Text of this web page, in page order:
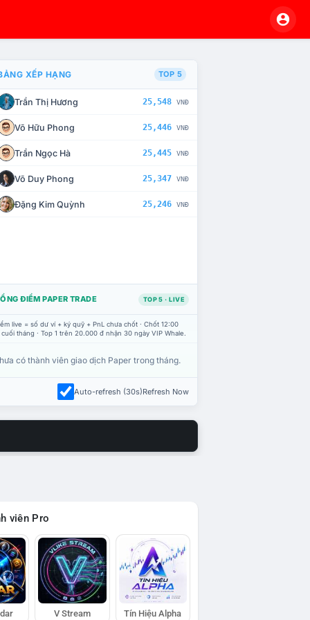
CHẾ TÀI XỬ LÝ VI PHẠM
XẾP HẠNG TOP 5
Trần Thị Hương 25,548 VNĐ
Võ Hữu Phong 25,446 VNĐ
Trần Ngọc Hà 25,445 VNĐ
Võ Duy Phong 25,347 VNĐ
Đặng Kim Quỳnh 25,246 VNĐ
ĐIỂM PAPER TRADE TOP 5 · LIVE
live = số dư ví + ký quỹ + PnL chưa chốt · Chốt 12:00
tháng · Top 1 trên 20.000 đ nhận 30 ngày VIP Whale.
có thành viên giao dịch Paper trong tháng.
Auto-refresh (30s)Refresh Now
viên Pro
V Stream Tín Hiệu Alpha